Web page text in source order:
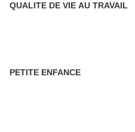
QUALITE DE VIE AU TRAVAIL
PETITE ENFANCE